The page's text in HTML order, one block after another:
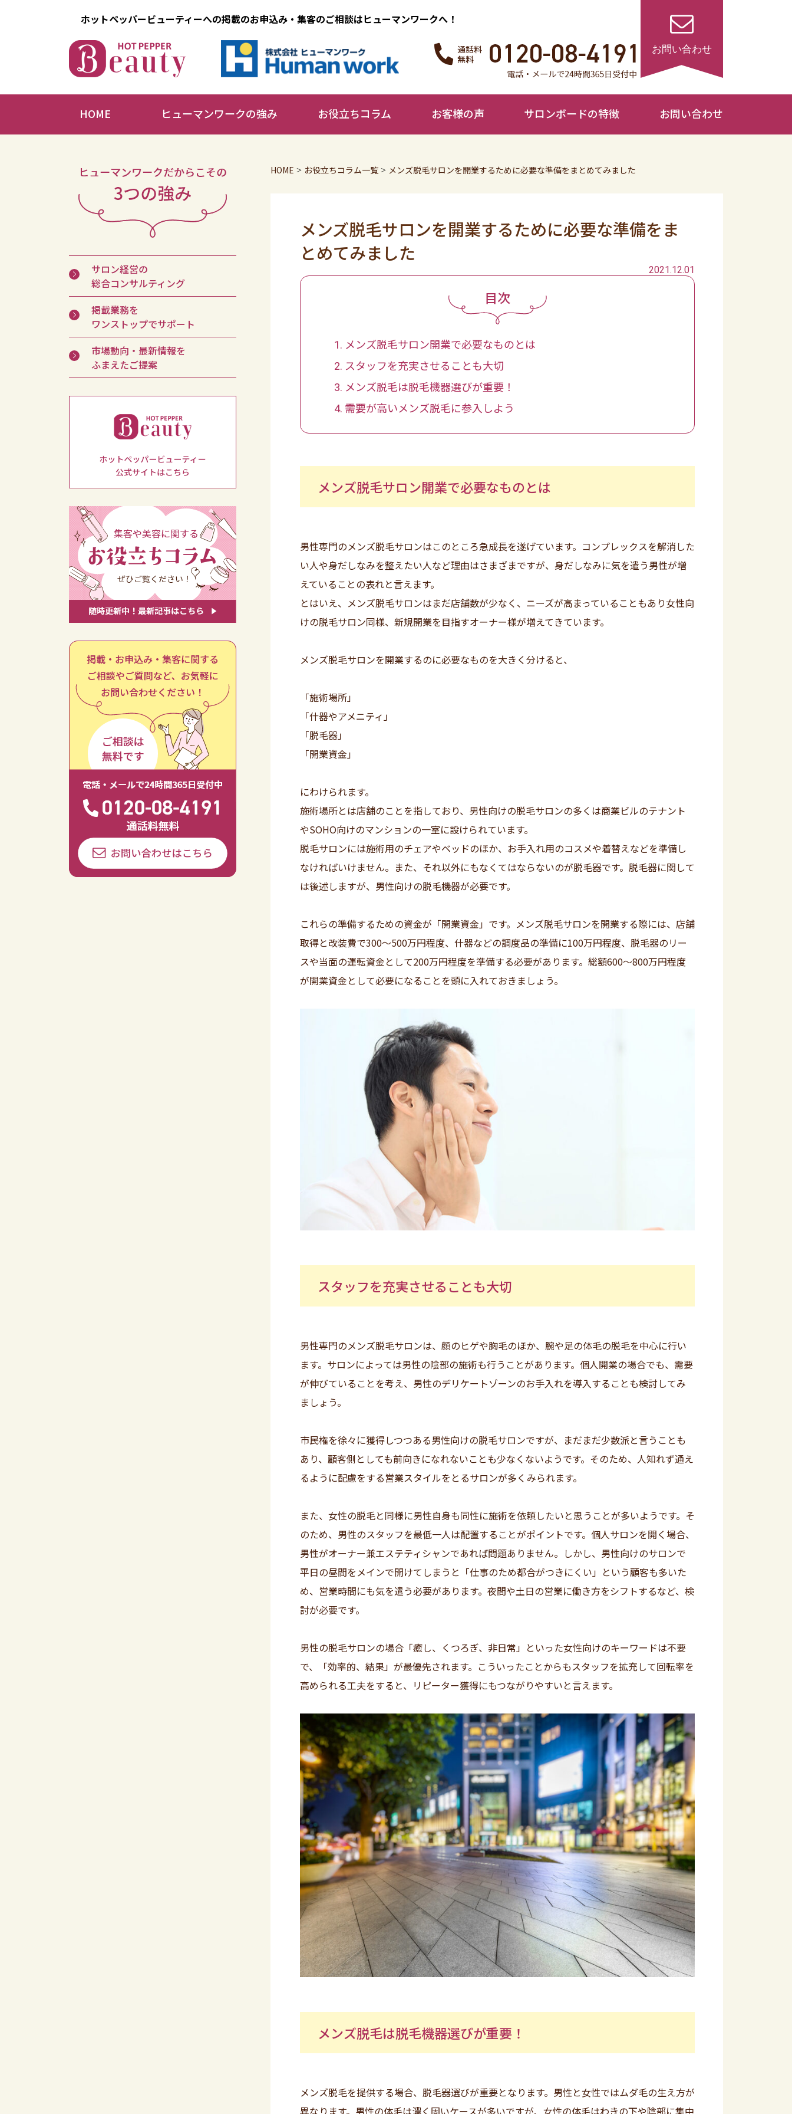
ホットペッパービューティーへの掲載のお申込み・集客のご相談はヒューマンワークへ！
HOME ヒューマンワークの強み お役立ちコラム お客様の声 サロンボードの特徴 お問い合わせ
サロン経営の
総合コンサルティング
掲載業務を
ワンストップでサポート
市場動向・最新情報を
ふまえたご提案
HOME > お役立ちコラム一覧 > メンズ脱毛サロンを開業するために必要な準備をまとめてみました
メンズ脱毛サロンを開業するために必要な準備をま
とめてみました
2021.12.01
メンズ脱毛サロン開業で必要なものとは
スタッフを充実させることも大切
メンズ脱毛は脱毛機器選びが重要！
需要が高いメンズ脱毛に参入しよう
メンズ脱毛サロン開業で必要なものとは
男性専門のメンズ脱毛サロンはこのところ急成長を遂げています。コンプレックスを解消した
い人や身だしなみを整えたい人など理由はさまざまですが、身だしなみに気を遣う男性が増
えていることの表れと言えます。
とはいえ、メンズ脱毛サロンはまだ店舗数が少なく、ニーズが高まっていることもあり女性向
けの脱毛サロン同様、新規開業を目指すオーナー様が増えてきています。
メンズ脱毛サロンを開業するのに必要なものを大きく分けると、
「施術場所」
「什器やアメニティ」
「脱毛器」
「開業資金」
にわけられます。
施術場所とは店舗のことを指しており、男性向けの脱毛サロンの多くは商業ビルのテナント
やSOHO向けのマンションの一室に設けられています。
脱毛サロンには施術用のチェアやベッドのほか、お手入れ用のコスメや着替えなどを準備し
なければいけません。また、それ以外にもなくてはならないのが脱毛器です。脱毛器に関して
は後述しますが、男性向けの脱毛機器が必要です。
これらの準備するための資金が「開業資金」です。メンズ脱毛サロンを開業する際には、店舗
取得と改装費で300～500万円程度、什器などの調度品の準備に100万円程度、脱毛器のリー
スや当面の運転資金として200万円程度を準備する必要があります。総額600～800万円程度
が開業資金として必要になることを頭に入れておきましょう。
スタッフを充実させることも大切
男性専門のメンズ脱毛サロンは、顔のヒゲや胸毛のほか、腕や足の体毛の脱毛を中心に行い
ます。サロンによっては男性の陰部の施術も行うことがあります。個人開業の場合でも、需要
が伸びていることを考え、男性のデリケートゾーンのお手入れを導入することも検討してみ
ましょう。
市民権を徐々に獲得しつつある男性向けの脱毛サロンですが、まだまだ少数派と言うことも
あり、顧客側としても前向きになれないことも少なくないようです。そのため、人知れず通え
るように配慮をする営業スタイルをとるサロンが多くみられます。
また、女性の脱毛と同様に男性自身も同性に施術を依頼したいと思うことが多いようです。そ
のため、男性のスタッフを最低一人は配置することがポイントです。個人サロンを開く場合、
男性がオーナー兼エステティシャンであれば問題ありません。しかし、男性向けのサロンで
平日の昼間をメインで開けてしまうと「仕事のため都合がつきにくい」という顧客も多いた
め、営業時間にも気を遣う必要があります。夜間や土日の営業に働き方をシフトするなど、検
討が必要です。
男性の脱毛サロンの場合「癒し、くつろぎ、非日常」といった女性向けのキーワードは不要
で、「効率的、結果」が最優先されます。こういったことからもスタッフを拡充して回転率を
高められる工夫をすると、リピーター獲得にもつながりやすいと言えます。
メンズ脱毛は脱毛機器選びが重要！
メンズ脱毛を提供する場合、脱毛器選びが重要となります。男性と女性ではムダ毛の生え方が
異なります。男性の体毛は濃く固いケースが多いですが、女性の体毛はわきの下や陰部に集中